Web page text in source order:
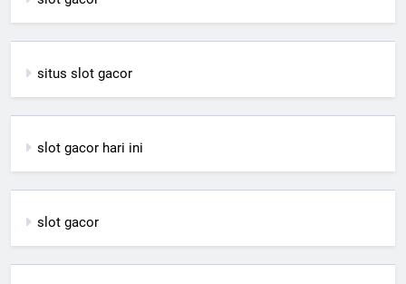
situs slot gacor
slot gacor hari ini
slot gacor